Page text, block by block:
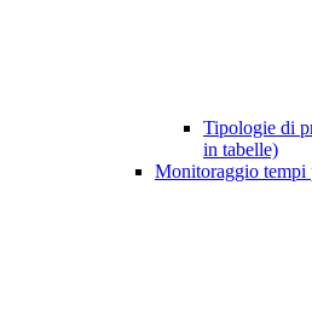
Tipologie di
in tabelle)
Monitoraggio tempi